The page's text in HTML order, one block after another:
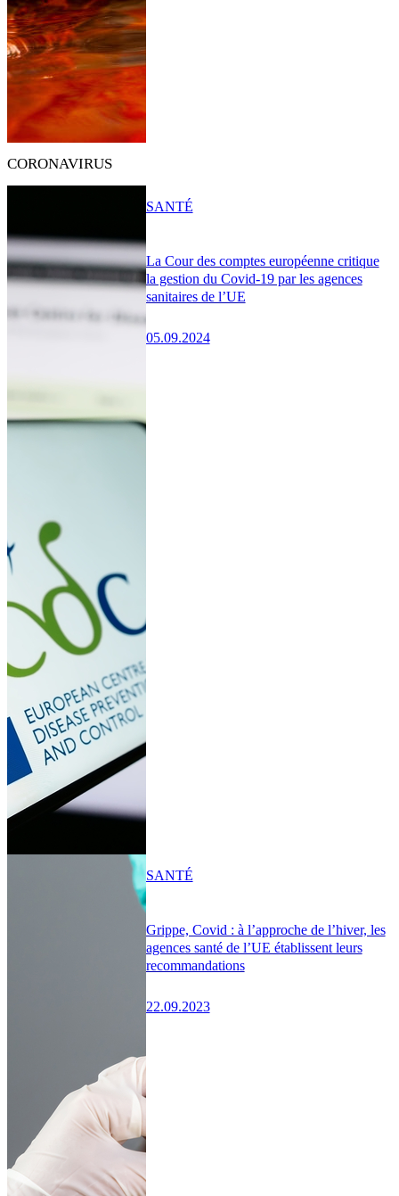
CORONAVIRUS
La Cour des comptes européenne critique
la gestion du Covid-19 par les agences
sanitaires de l’UE
05.09.2024
SANTÉ
Grippe, Covid : à l’approche de l’hiver, les
agences santé de l’UE établissent leurs
recommandations
22.09.2023
SANTÉ